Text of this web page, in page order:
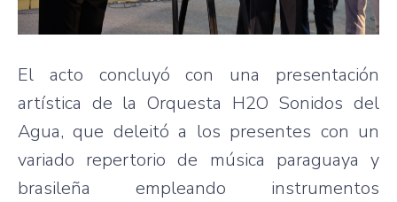
El acto concluyó con una presentación
artística de la Orquesta H2O Sonidos del
Agua, que deleitó a los presentes con un
variado repertorio de música paraguaya y
brasileña empleando instrumentos